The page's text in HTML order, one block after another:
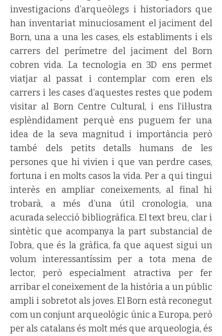
investigacions d’arqueòlegs i historiadors que
han inventariat minuciosament el jaciment del
Born, una a una les cases, els establiments i els
carrers del perímetre del jaciment del Born
cobren vida. La tecnologia en 3D ens permet
viatjar al passat i contemplar com eren els
carrers i les cases d’aquestes restes que podem
visitar al Born Centre Cultural, i ens l’il·lustra
esplèndidament perquè ens puguem fer una
idea de la seva magnitud i importància però
també dels petits detalls humans de les
persones que hi vivien i que van perdre cases,
fortuna i en molts casos la vida. Per a qui tingui
interès en ampliar coneixements, al final hi
trobarà, a més d’una útil cronologia, una
acurada selecció bibliogràfica. El text breu, clar i
sintètic que acompanya la part substancial de
l’obra, que és la gràfica, fa que aquest sigui un
volum interessantíssim per a tota mena de
lector, però especialment atractiva per fer
arribar el coneixement de la història a un públic
ampli i sobretot als joves. El Born està reconegut
com un conjunt arqueològic únic a Europa, però
per als catalans és molt més que arqueologia, és